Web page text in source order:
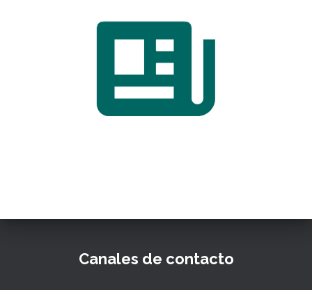
Canales de contacto